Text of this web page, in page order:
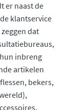
er naast de
klantservice
dat
inbreng
artikelen
bekers,